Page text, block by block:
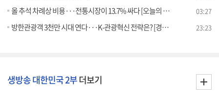
올 추석 차례상 비용···전통시장이 13.7% 싸다 [오늘의 이슈] 03:27
방한관광객 3천만 시대 연다···K-관광혁신 전략은? [경제&이슈] 23:23
생방송 대한민국 2부더보기